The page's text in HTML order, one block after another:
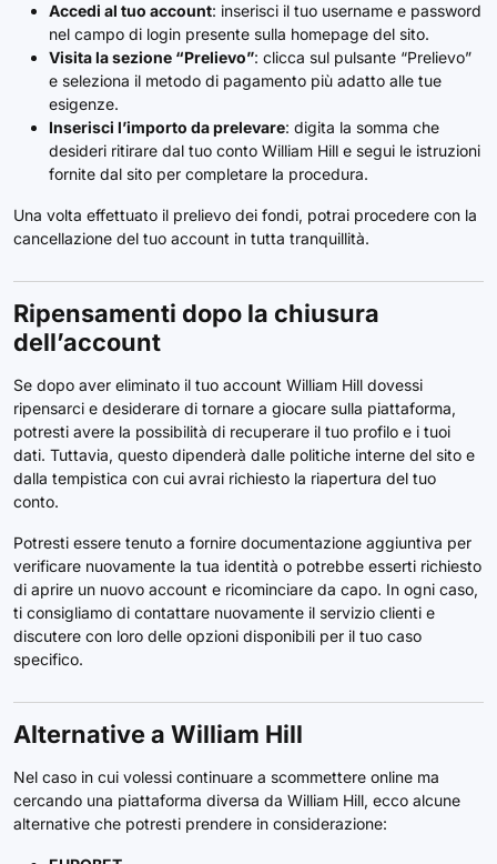
Accedi al tuo account: inserisci il tuo username e password
nel campo di login presente sulla homepage del sito.
Visita la sezione “Prelievo”: clicca sul pulsante “Prelievo”
e seleziona il metodo di pagamento più adatto alle tue
esigenze.
Inserisci l’importo da prelevare: digita la somma che
desideri ritirare dal tuo conto William Hill e segui le istruzioni
fornite dal sito per completare la procedura.
Una volta effettuato il prelievo dei fondi, potrai procedere con la
cancellazione del tuo account in tutta tranquillità.
Ripensamenti dopo la chiusura
dell’account
Se dopo aver eliminato il tuo account William Hill dovessi
ripensarci e desiderare di tornare a giocare sulla piattaforma,
potresti avere la possibilità di recuperare il tuo profilo e i tuoi
dati. Tuttavia, questo dipenderà dalle politiche interne del sito e
dalla tempistica con cui avrai richiesto la riapertura del tuo
conto.
Potresti essere tenuto a fornire documentazione aggiuntiva per
verificare nuovamente la tua identità o potrebbe esserti richiesto
di aprire un nuovo account e ricominciare da capo. In ogni caso,
ti consigliamo di contattare nuovamente il servizio clienti e
discutere con loro delle opzioni disponibili per il tuo caso
specifico.
Alternative a William Hill
Nel caso in cui volessi continuare a scommettere online ma
cercando una piattaforma diversa da William Hill, ecco alcune
alternative che potresti prendere in considerazione: